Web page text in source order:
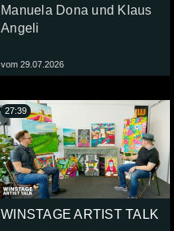
Manuela Dona und Klaus
Angeli
vom 29.07.2026
WINSTAGE ARTIST TALK
27:39